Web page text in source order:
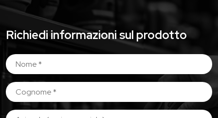
Richiedi informazioni sul prodotto